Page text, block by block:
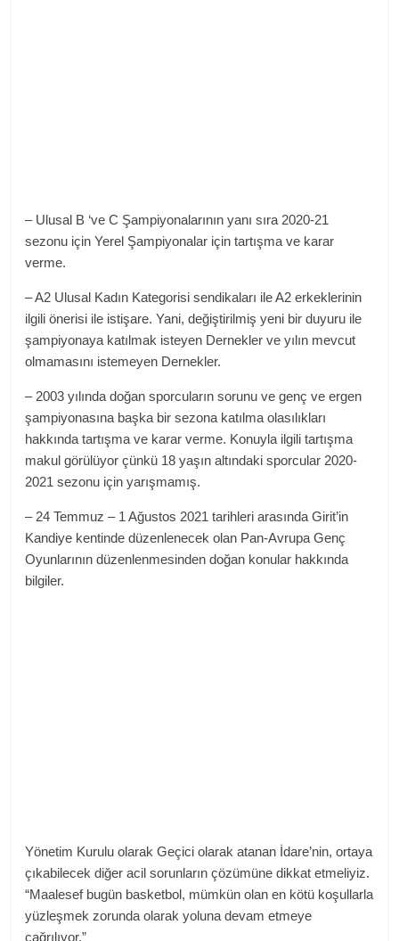
– Ulusal B ‘ve C Şampiyonalarının yanı sıra 2020-21
sezonu için Yerel Şampiyonalar için tartışma ve karar
verme.
– A2 Ulusal Kadın Kategorisi sendikaları ile A2 erkeklerinin
ilgili önerisi ile istişare. Yani, değiştirilmiş yeni bir duyuru ile
şampiyonaya katılmak isteyen Dernekler ve yılın mevcut
olmamasını istemeyen Dernekler.
– 2003 yılında doğan sporcuların sorunu ve genç ve ergen
şampiyonasına başka bir sezona katılma olasılıkları
hakkında tartışma ve karar verme. Konuyla ilgili tartışma
makul görülüyor çünkü 18 yaşın altındaki sporcular 2020-
2021 sezonu için yarışmamış.
– 24 Temmuz – 1 Ağustos 2021 tarihleri ​​arasında Girit’in
Kandiye kentinde düzenlenecek olan Pan-Avrupa Genç
Oyunlarının düzenlenmesinden doğan konular hakkında
bilgiler.
Yönetim Kurulu olarak Geçici olarak atanan İdare’nin, ortaya
çıkabilecek diğer acil sorunların çözümüne dikkat etmeliyiz.
“Maalesef bugün basketbol, ​​mümkün olan en kötü koşullarla
yüzleşmek zorunda olarak yoluna devam etmeye
çağrılıyor.”